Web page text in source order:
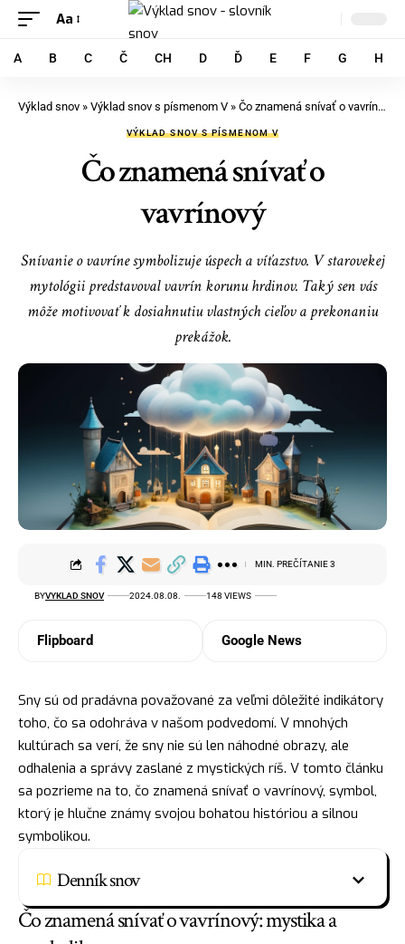
Aa
A B C Č CH D Ď E F G H
Výklad snov » Výklad snov s písmenom V » Čo znamená snívať o vavrínový
VÝKLAD SNOV S PÍSMENOM V
Čo znamená snívať o
vavrínový
Snívanie o vavríne symbolizuje úspech a víťazstvo. V starovekej
mytológii predstavoval vavrín korunu hrdinov. Taký sen vás
môže motivovať k dosiahnutiu vlastných cieľov a prekonaniu
prekážok.
BYVYKLAD SNOV 2024.08.08. 148 VIEWS
MIN. PREČÍTANIE 3
Flipboard Google News
Sny sú od pradávna považované za veľmi dôležité indikátory
toho, čo sa odohráva v našom podvedomí. V mnohých
kultúrach sa verí, že sny nie sú len náhodné obrazy, ale
odhalenia a správy zaslané z mystických ríš. V tomto článku
sa pozrieme na to, čo znamená snívať o vavrínový, symbol,
ktorý je hlučne známy svojou bohatou históriou a silnou
symbolikou.
Denník snov
Čo znamená snívať o vavrínový: mystika a